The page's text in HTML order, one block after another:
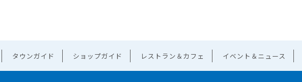
タウンガイド ショップガイド レストラン＆カフェ イベント＆ニュース